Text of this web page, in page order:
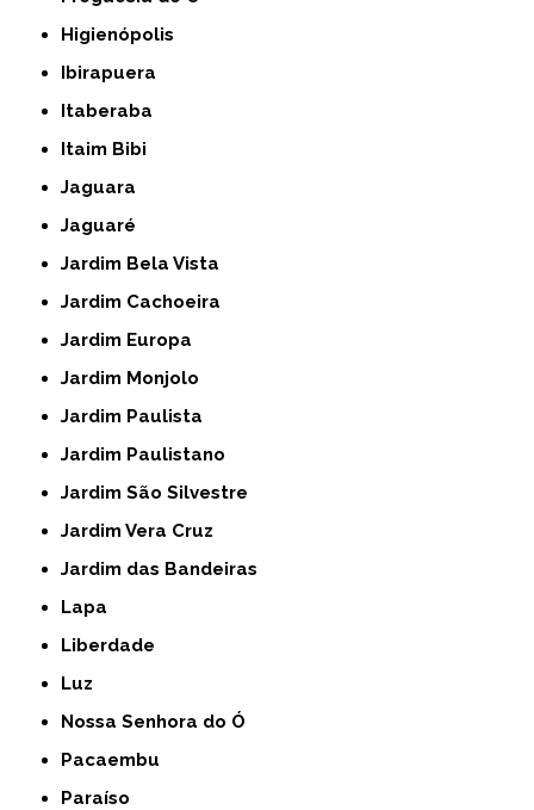
Higienópolis
Ibirapuera
Itaberaba
Itaim Bibi
Jaguara
Jaguaré
Jardim Bela Vista
Jardim Cachoeira
Jardim Europa
Jardim Monjolo
Jardim Paulista
Jardim Paulistano
Jardim São Silvestre
Jardim Vera Cruz
Jardim das Bandeiras
Lapa
Liberdade
Luz
Nossa Senhora do Ó
Pacaembu
Paraíso